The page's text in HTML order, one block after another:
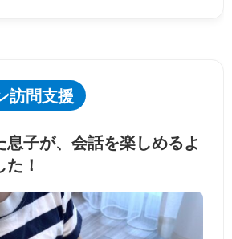
訪問支援
息子が、会話を楽しめるよ
！